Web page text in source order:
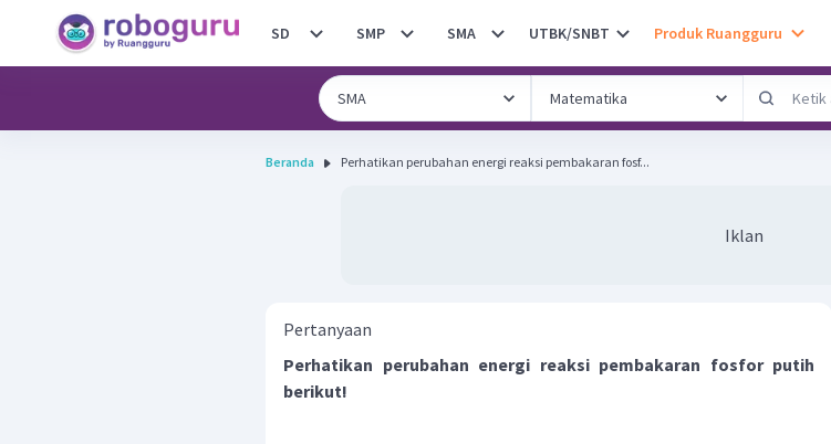
SD SMP SMA UTBK/SNBT Produk Ruangguru
Beranda Perhatikan perubahan energi reaksi pembakaran fosf...
Iklan
Pertanyaan
Perhatikan perubahan energi reaksi pembakaran fosfor putih
berikut!